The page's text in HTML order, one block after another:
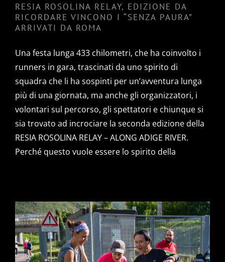
RESIA ROSOLINA RELAY, EDIZIONE DA
RICORDARE VINCONO I “SENZA PAURA”
ARRIVATI DA ROMA
Una festa lunga 433 chilometri, che ha coinvolto i
runners in gara, trascinati da uno spirito di
squadra che li ha sospinti per un’avventura lunga
più di una giornata, ma anche gli organizzatori, i
volontari sul percorso, gli spettatori e chiunque si
sia trovato ad incrociare la seconda edizione della
RESIA ROSOLINA RELAY – ALONG ADIGE RIVER.
Perché questo vuole essere lo spirito della
ALL’ALBA DI VENERDI’ 10
PARTE LA RESIA ROSOLINA